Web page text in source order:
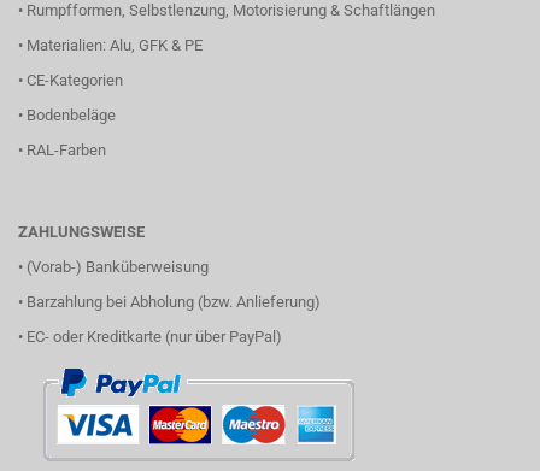
• Rumpfformen, Selbstlenzung, Motorisierung & Schaftlängen
• Materialien: Alu, GFK & PE
• CE-Kategorien
• Bodenbeläge
• RAL-Farben
ZAHLUNGSWEISE
• (Vorab-) Banküberweisung
• Barzahlung bei Abholung (bzw. Anlieferung)
• EC- oder Kreditkarte (nur über PayPal)